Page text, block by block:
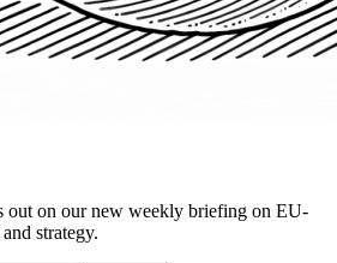
out on our new weekly briefing on EU-
strategy.